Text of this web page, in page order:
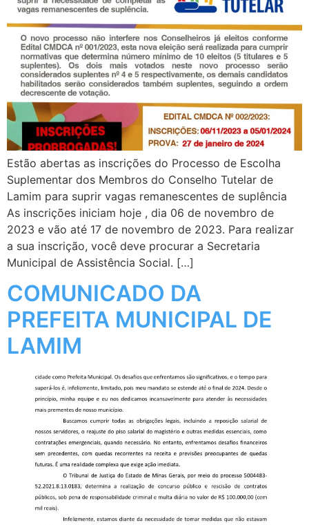
Estão abertas as inscrições do Processo de Escolha
Suplementar dos Membros do Conselho Tutelar de
Lamim para suprir vagas remanescentes de suplência
As inscrições iniciam hoje , dia 06 de novembro de
2023 e vão até 17 de novembro de 2023. Para realizar
a sua inscrição, você deve procurar a Secretaria
Municipal de Assistência Social. […]
COMUNICADO DA
PREFEITA MUNICIPAL DE
LAMIM